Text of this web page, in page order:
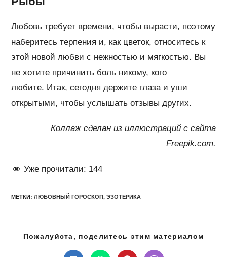
Любовь требует времени, чтобы вырасти, поэтому
наберитесь терпения и, как цветок, относитесь к
этой новой любви с нежностью и мягкостью. Вы
не хотите причинить боль никому, кого
любите. Итак, сегодня держите глаза и уши
открытыми, чтобы услышать отзывы других.
Коллаж сделан из иллюстраций с сайта
Freepik.com.
Уже прочитали: 144
МЕТКИ :ЛЮБОВНЫЙ ГОРОСКОП, ЭЗОТЕРИКА
Пожалуйста, поделитесь этим материалом